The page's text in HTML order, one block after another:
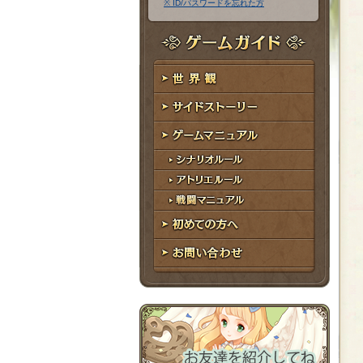
ア
ド
レ
ス
ー
ド
※ ID/パスワードを忘れた方
ゲームガイド
世界観
サイドストーリー
ゲームマニュアル
シナリオルール
アトリエルール
戦闘マニュアル
初めての方へ
お問い合わせ